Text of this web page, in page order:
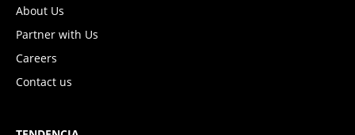
About Us
Partner with Us
Careers
Contact us